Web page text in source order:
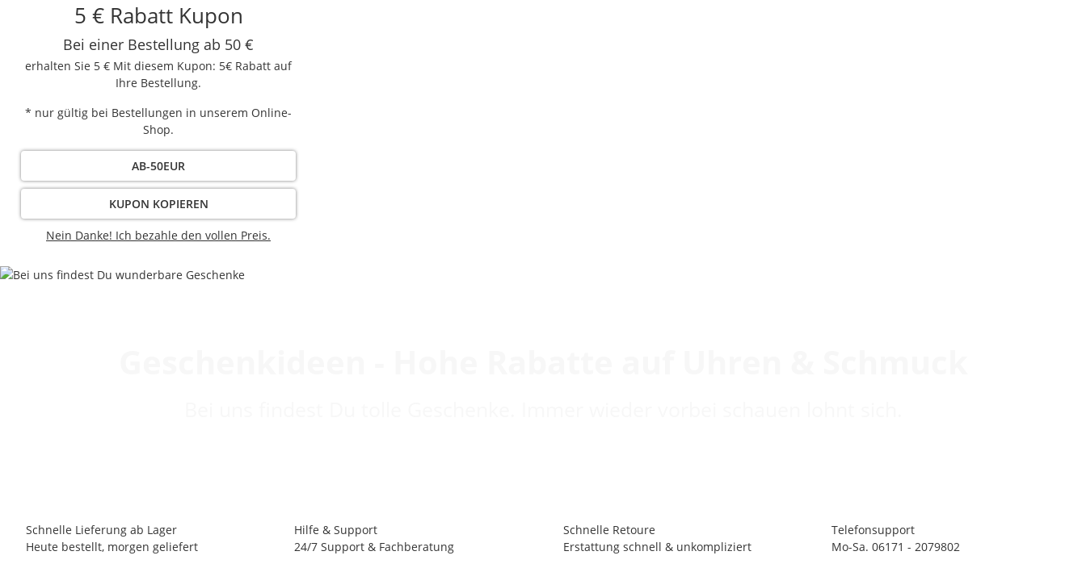
5 € Rabatt Kupon
Bei einer Bestellung ab 50 €
erhalten Sie 5 € Mit diesem Kupon: 5€ Rabatt auf
Ihre Bestellung.
* nur gültig bei Bestellungen in unserem Online-
Shop.
AB-50EUR
KUPON KOPIEREN
Nein Danke! Ich bezahle den vollen Preis.
Schnelle Lieferung ab Lager
Heute bestellt, morgen geliefert
Hilfe & Support
24/7 Support & Fachberatung
Schnelle Retoure
Erstattung schnell & unkompliziert
Telefonsupport
Mo-Sa. 06171 - 2079802